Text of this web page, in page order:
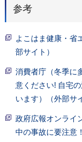
参考
よこはま健康・省
部サイト）
消費者庁（冬季に
意ください! 自宅
います）（外部サ
政府広報オンライ
中の事故に要注意